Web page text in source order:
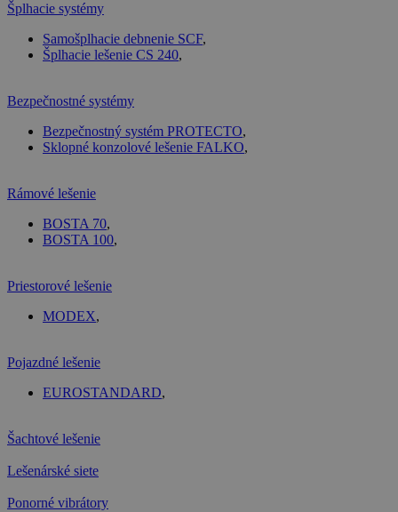
Šplhacie systémy
Samošplhacie debnenie SCF,
Šplhacie lešenie CS 240,
Bezpečnostné systémy
Bezpečnostný systém PROTECTO,
Sklopné konzolové lešenie FALKO,
Rámové lešenie
BOSTA 70,
BOSTA 100,
Priestorové lešenie
MODEX,
Pojazdné lešenie
EUROSTANDARD,
Šachtové lešenie
Lešenárské siete
Ponorné vibrátory